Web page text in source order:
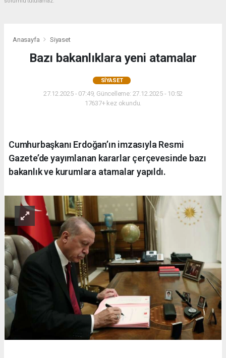
Anasayfa Siyaset
Bazı bakanlıklara yeni atamalar
SIYASET
27.12.2025 - 07:49, Güncelleme: 27.12.2025 - 10:52
17637+ kez okundu.
Cumhurbaşkanı Erdoğan’ın imzasıyla Resmi
Gazete’de yayımlanan kararlar çerçevesinde bazı
bakanlık ve kurumlara atamalar yapıldı.